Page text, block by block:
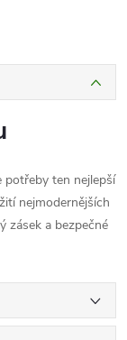
potřeby ten nejlepší
nejmodernějších
zásek a bezpečné